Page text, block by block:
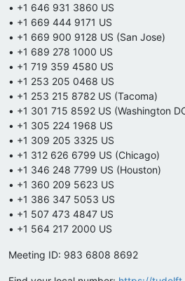
• +1 646 931 3860 US
• +1 669 444 9171 US
• +1 669 900 9128 US (San Jose)
• +1 689 278 1000 US
• +1 719 359 4580 US
• +1 253 205 0468 US
• +1 253 215 8782 US (Tacoma)
• +1 301 715 8592 US (Washington
• +1 305 224 1968 US
• +1 309 205 3325 US
• +1 312 626 6799 US (Chicago)
• +1 346 248 7799 US (Houston)
• +1 360 209 5623 US
• +1 386 347 5053 US
• +1 507 473 4847 US
• +1 564 217 2000 US
Meeting ID: 983 6808 8692